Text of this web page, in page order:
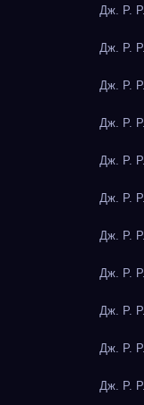
Дж. Р.
Дж. Р.
Дж. Р.
Дж. Р.
Дж. Р.
Дж. Р.
Дж. Р.
Дж. Р.
Дж. Р.
Дж. Р.
Дж. Р.